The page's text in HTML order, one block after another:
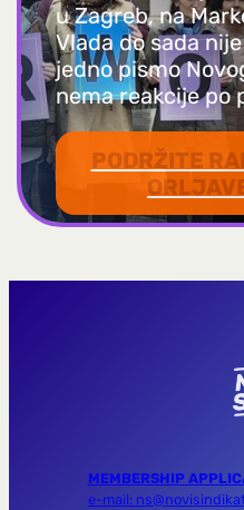
u Zagreb, na
Vlada do sada
jedno pismo
nema reakcije po
PODRŽITE
MEMBERSHIP
e-mail: